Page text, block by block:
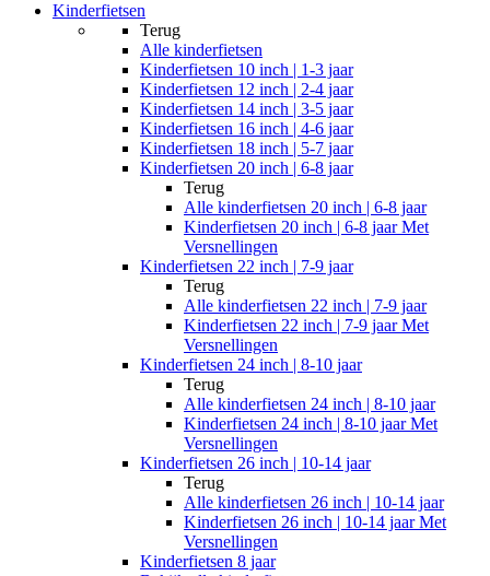
Kinderfietsen
Terug
Alle kinderfietsen
Kinderfietsen 10 inch | 1-3 jaar
Kinderfietsen 12 inch | 2-4 jaar
Kinderfietsen 14 inch | 3-5 jaar
Kinderfietsen 16 inch | 4-6 jaar
Kinderfietsen 18 inch | 5-7 jaar
Kinderfietsen 20 inch | 6-8 jaar
Terug
Alle kinderfietsen 20 inch | 6-8 jaar
Kinderfietsen 20 inch | 6-8 jaar Met
Versnellingen
Kinderfietsen 22 inch | 7-9 jaar
Terug
Alle kinderfietsen 22 inch | 7-9 jaar
Kinderfietsen 22 inch | 7-9 jaar Met
Versnellingen
Kinderfietsen 24 inch | 8-10 jaar
Terug
Alle kinderfietsen 24 inch | 8-10 jaar
Kinderfietsen 24 inch | 8-10 jaar Met
Versnellingen
Kinderfietsen 26 inch | 10-14 jaar
Terug
Alle kinderfietsen 26 inch | 10-14 jaar
Kinderfietsen 26 inch | 10-14 jaar Met
Versnellingen
Kinderfietsen 8 jaar